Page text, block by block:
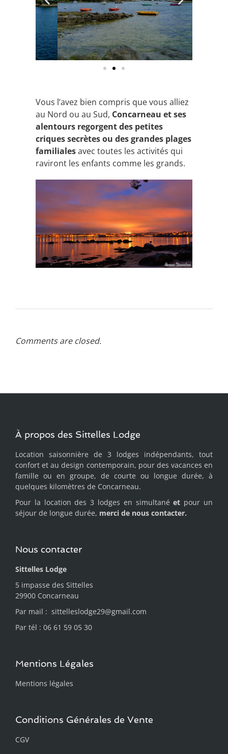
Vous l’avez bien compris que vous alliez
au Nord ou au Sud, Concarneau et ses
alentours regorgent des petites
criques secrètes ou des grandes plages
familialesavec toutes les activités qui
raviront les enfants comme les grands.
Comments are closed.
À propos des Sittelles Lodge
Location saisonnière de 3 lodges indépendants, tout
confort et au design contemporain, pour des vacances en
famille ou en groupe, de courte ou longue durée, à
quelques kilomètres de Concarneau.
Pour la location des 3 lodges en simultanéet pour un
séjour de longue durée, merci de nous contacter.
Nous contacter
Sittelles Lodge
5 impasse des Sittelles
29900 Concarneau
Par mail : sittelleslodge29@gmail.com
Par tél : 06 61 59 05 30
Mentions Légales
Mentions légales
Conditions Générales de Vente
CGV